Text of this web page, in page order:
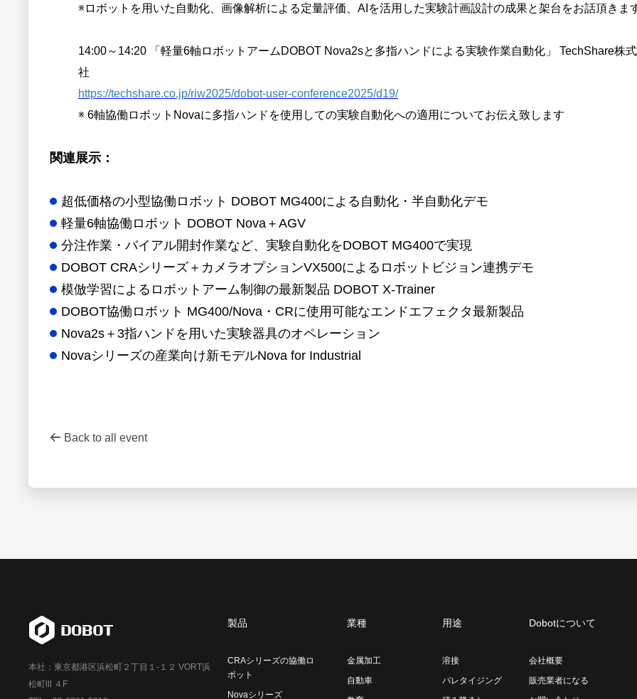
※ロボットを用いた自動化、画像解析による定量評価、AIを活用した実験計画設計の成果と架台をお話頂きま
14:00～14:20 「軽量6軸ロボットアームDOBOT Nova2sと多指ハンドによる実験作業自動化」 TechShare株
社
https://techshare.co.jp/riw2025/dobot-user-conference2025/d19/
※ 6軸協働ロボットNovaに多指ハンドを使用しての実験自動化への適用についてお伝え致します
関連展示：
超低価格の小型協働ロボット DOBOT MG400による自動化・半自動化デモ
軽量6軸協働ロボット DOBOT Nova＋AGV
分注作業・バイアル開封作業など、実験自動化をDOBOT MG400で実現
DOBOT CRAシリーズ＋カメラオプションVX500によるロボットビジョン連携デモ
模倣学習によるロボットアーム制御の最新製品 DOBOT X-Trainer
DOBOT協働ロボット MG400/Nova・CRに使用可能なエンドエフェクタ最新製品
Nova2s＋3指ハンドを用いた実験器具のオペレーション
Novaシリーズの産業向け新モデルNova for Industrial
Back to all event
本社：東京都港区浜松町２丁目１-１２ VORT浜
松町Ⅲ ４F
製品
CRAシリーズの協働ロ
ボット
Novaシリーズ
業種
金属加工
自動車
用途
溶接
パレタイジング
Dobotについて
会社概要
販売業者になる